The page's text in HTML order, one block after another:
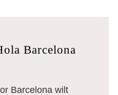
Barcelona
Barcelona wilt